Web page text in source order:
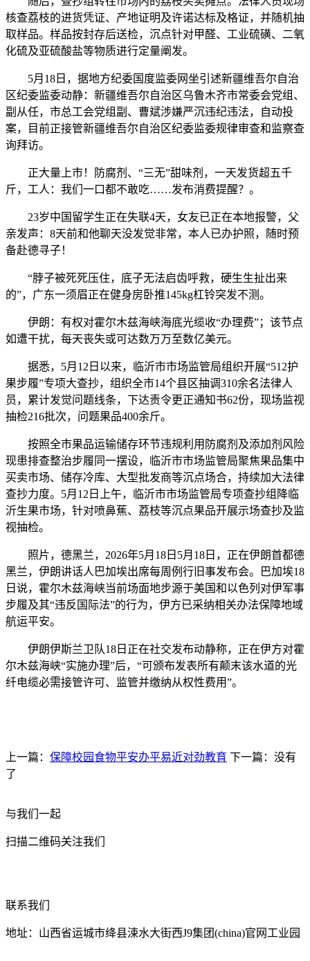
核查荔枝的进货凭证、产地证明及许诺达标及格证，并随机抽
取样品。样品按封存后送检，沉点针对甲醛、工业硫磺、二氧
化硫及亚硫酸盐等物质进行定量阐发。
5月18日，据地方纪委国度监委网坐引述新疆维吾尔自治
区纪委监委动静：新疆维吾尔自治区乌鲁木齐市常委会党组、
副从任，市总工会党组副、曹斌涉嫌严沉违纪违法，自动投
案，目前正接管新疆维吾尔自治区纪委监委规律审查和监察查
询拜访。
正大量上市！防腐剂、“三无”甜味剂，一天发货超五千
斤，工人：我们一口都不敢吃……发布消费提醒？。
23岁中国留学生正在失联4天，女友已正在本地报警，父
亲发声：8天前和他聊天没发觉非常，本人已办护照，随时预
备赴德寻子！
“脖子被死死压住，底子无法启齿呼救，硬生生扯出来
的”，广东一须眉正在健身房卧推145kg杠铃突发不测。
伊朗：有权对霍尔木兹海峡海底光缆收“办理费”；该节点
如遭干扰，每天丧失或可达数万万至数亿美元。
据悉，5月12日以来，临沂市市场监管局组织开展“512护
果步履”专项大查抄，组织全市14个县区抽调310余名法律人
员，累计发觉问题线条，下达责令更正通知书62份，现场监视
抽检216批次，问题果品400余斤。
按照全市果品运输储存环节违规利用防腐剂及添加剂风险
现患排查整治步履同一摆设，临沂市市场监管局聚焦果品集中
买卖市场、储存冷库、大型批发商等沉点场合，持续加大法律
查抄力度。5月12日上午，临沂市市场监管局专项查抄组降临
沂生果市场，针对喷鼻蕉、荔枝等沉点果品开展示场查抄及监
视抽检。
照片，德黑兰，2026年5月18日5月18日，正在伊朗首都德
黑兰，伊朗讲话人巴加埃出席每周例行旧事发布会。巴加埃18
日说，霍尔木兹海峡当前场面地步源于美国和以色列对伊军事
步履及其“违反国际法”的行为，伊方已采纳相关办法保障地域
航运平安。
伊朗伊斯兰卫队18日正在社交发布动静称，正在伊方对霍
尔木兹海峡“实施办理”后，“可颁布发表所有颠末该水道的光
纤电缆必需接管许可、监管并缴纳从权性费用”。
上一篇： 保障校园食物平安办平易近对劲教育 下一篇：没有
了
与我们一起
扫描二维码关注我们
联系我们
地址：山西省运城市绛县涑水大街西J9集团(china)官网工业园